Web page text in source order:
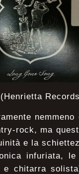
rock, ma
e la
infuriata,
chitarra